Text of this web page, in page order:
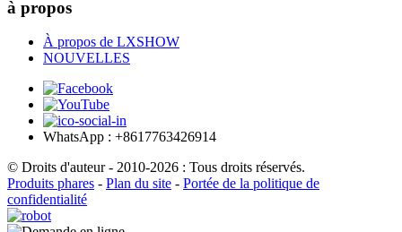
à propos
À propos de LXSHOW
NOUVELLES
WhatsApp : +8617763426914
© Droits d'auteur - 2010-2026 : Tous droits réservés.
Produits phares - Plan du site - Portée de la politique de
confidentialité